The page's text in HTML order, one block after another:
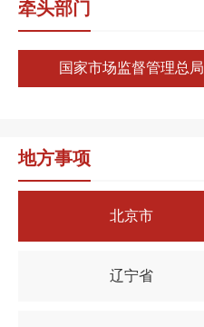
牵头部门
国家市场监督管理总局
地方事项
北京市
辽宁省